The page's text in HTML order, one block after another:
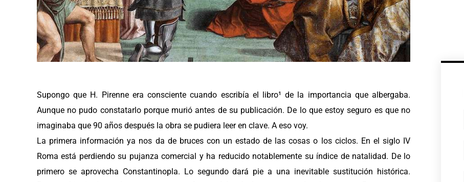
Supongo que H. Pirenne era consciente cuando escribía el libro¹ de la importancia que albergaba.
Aunque no pudo constatarlo porque murió antes de su publicación. De lo que estoy seguro es que no
imaginaba que 90 años después la obra se pudiera leer en clave. A eso voy.
La primera información ya nos da de bruces con un estado de las cosas o los ciclos. En el siglo IV
Roma está perdiendo su pujanza comercial y ha reducido notablemente su índice de natalidad. De lo
primero se aprovecha Constantinopla. Lo segundo dará pie a una inevitable sustitución histórica.